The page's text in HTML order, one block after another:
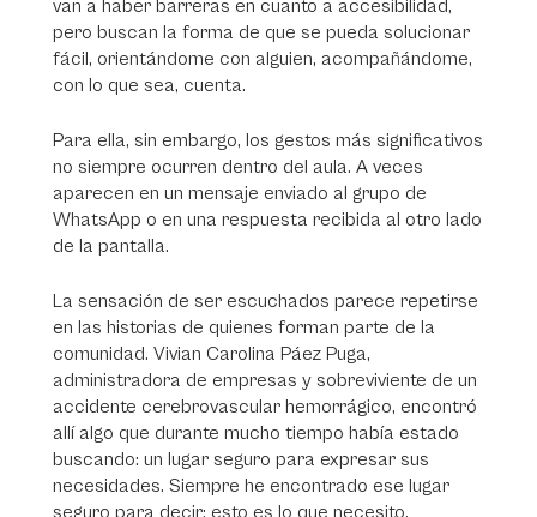
van a haber barreras en cuanto a accesibilidad,
pero buscan la forma de que se pueda solucionar
fácil, orientándome con alguien, acompañándome,
con lo que sea, cuenta.
Para ella, sin embargo, los gestos más significativos
no siempre ocurren dentro del aula. A veces
aparecen en un mensaje enviado al grupo de
WhatsApp o en una respuesta recibida al otro lado
de la pantalla.
La sensación de ser escuchados parece repetirse
en las historias de quienes forman parte de la
comunidad. Vivian Carolina Páez Puga,
administradora de empresas y sobreviviente de un
accidente cerebrovascular hemorrágico, encontró
allí algo que durante mucho tiempo había estado
buscando: un lugar seguro para expresar sus
necesidades. Siempre he encontrado ese lugar
seguro para decir: esto es lo que necesito,